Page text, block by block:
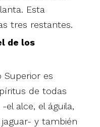
Esta
tres restantes.
de los
Superior es
de todas
el alce, el águila,
y también